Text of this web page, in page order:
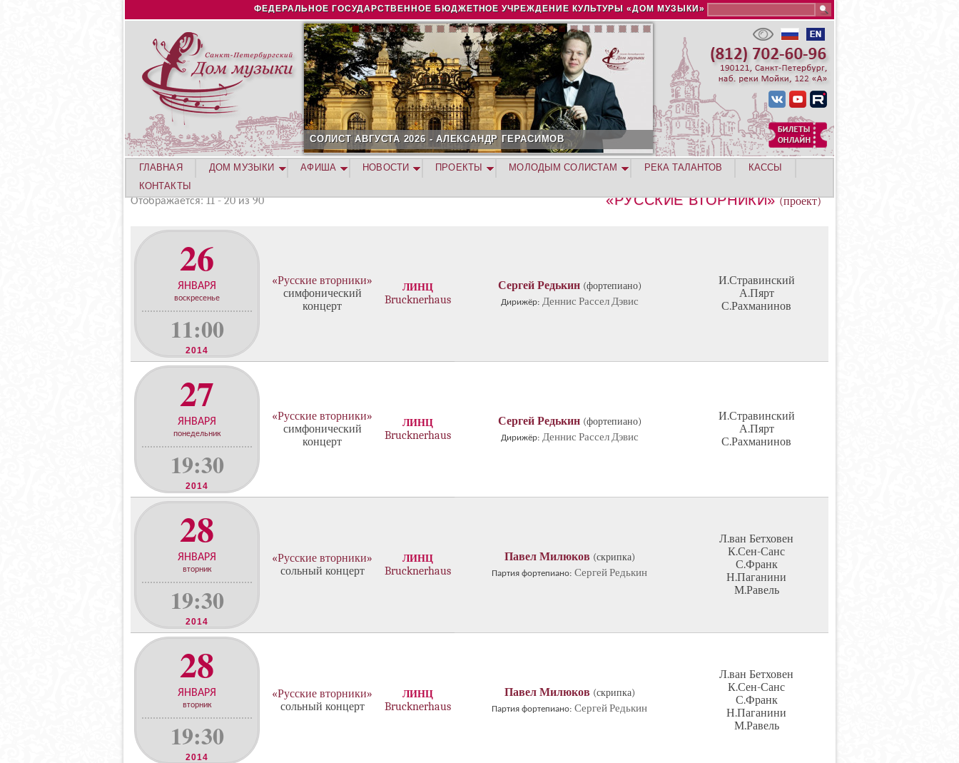
Jump to navigation
ФЕДЕРАЛЬНОЕ ГОСУДАРСТВЕННОЕ БЮДЖЕТНОЕ УЧРЕЖДЕНИЕ КУЛЬТУРЫ «ДОМ МУЗЫКИ»
СОЛИСТ АВГУСТА 2026 - АЛЕКСАНДР ГЕРАСИМОВ
«РУССКИЕ ВТОРНИКИ» (проект)
Отображается: 11 - 20 из 90
26
ЯНВАРЯ
воскресенье
11:00
2014
«Русские вторники»
симфонический
концерт
ЛИНЦ
Brucknerhaus
Сергей Редькин (фортепиано)
Дирижёр: Деннис Рассел Дэвис
И.Стравинский
А.Пярт
С.Рахманинов
27
ЯНВАРЯ
понедельник
19:30
2014
«Русские вторники»
симфонический
концерт
ЛИНЦ
Brucknerhaus
Сергей Редькин (фортепиано)
Дирижёр: Деннис Рассел Дэвис
И.Стравинский
А.Пярт
С.Рахманинов
28
ЯНВАРЯ
вторник
19:30
2014
«Русские вторники»
сольный концерт
ЛИНЦ
Brucknerhaus
Павел Милюков (скрипка)
Партия фортепиано: Сергей Редькин
Л.ван Бетховен
К.Сен-Санс
С.Франк
Н.Паганини
М.Равель
28
ЯНВАРЯ
вторник
19:30
2014
«Русские вторники»
сольный концерт
ЛИНЦ
Brucknerhaus
Павел Милюков (скрипка)
Партия фортепиано: Сергей Редькин
Л.ван Бетховен
К.Сен-Санс
С.Франк
Н.Паганини
М.Равель
ГЛАВНАЯ ДОМ МУЗЫКИ АФИША НОВОСТИ ПРОЕКТЫ МОЛОДЫМ СОЛИСТАМ РЕКА ТАЛАНТОВ
КАССЫ
КОНТАКТЫ